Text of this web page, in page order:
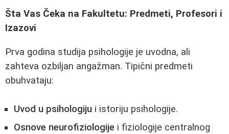
Šta Vas Čeka na Fakultetu: Predmeti, Profesori i
Izazovi
Prva godina studija psihologije je uvodna, ali
zahteva ozbiljan angažman. Tipični predmeti
obuhvataju:
Uvod u psihologiju i istoriju psihologije.
Osnove neurofiziologije i fiziologije centralnog